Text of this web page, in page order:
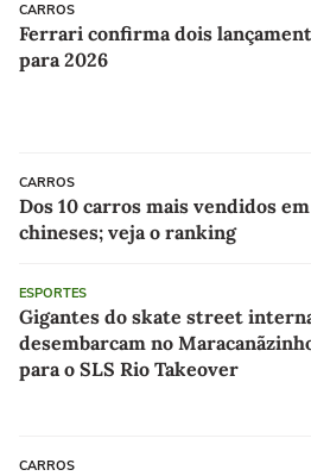
CARROS
Ferrari confirma dois
para 2026
CARROS
Dos 10 carros mais vendidos
chineses; veja o ranking
ESPORTES
Gigantes do skate street
desembarcam no
para o SLS Rio Takeover
CARROS